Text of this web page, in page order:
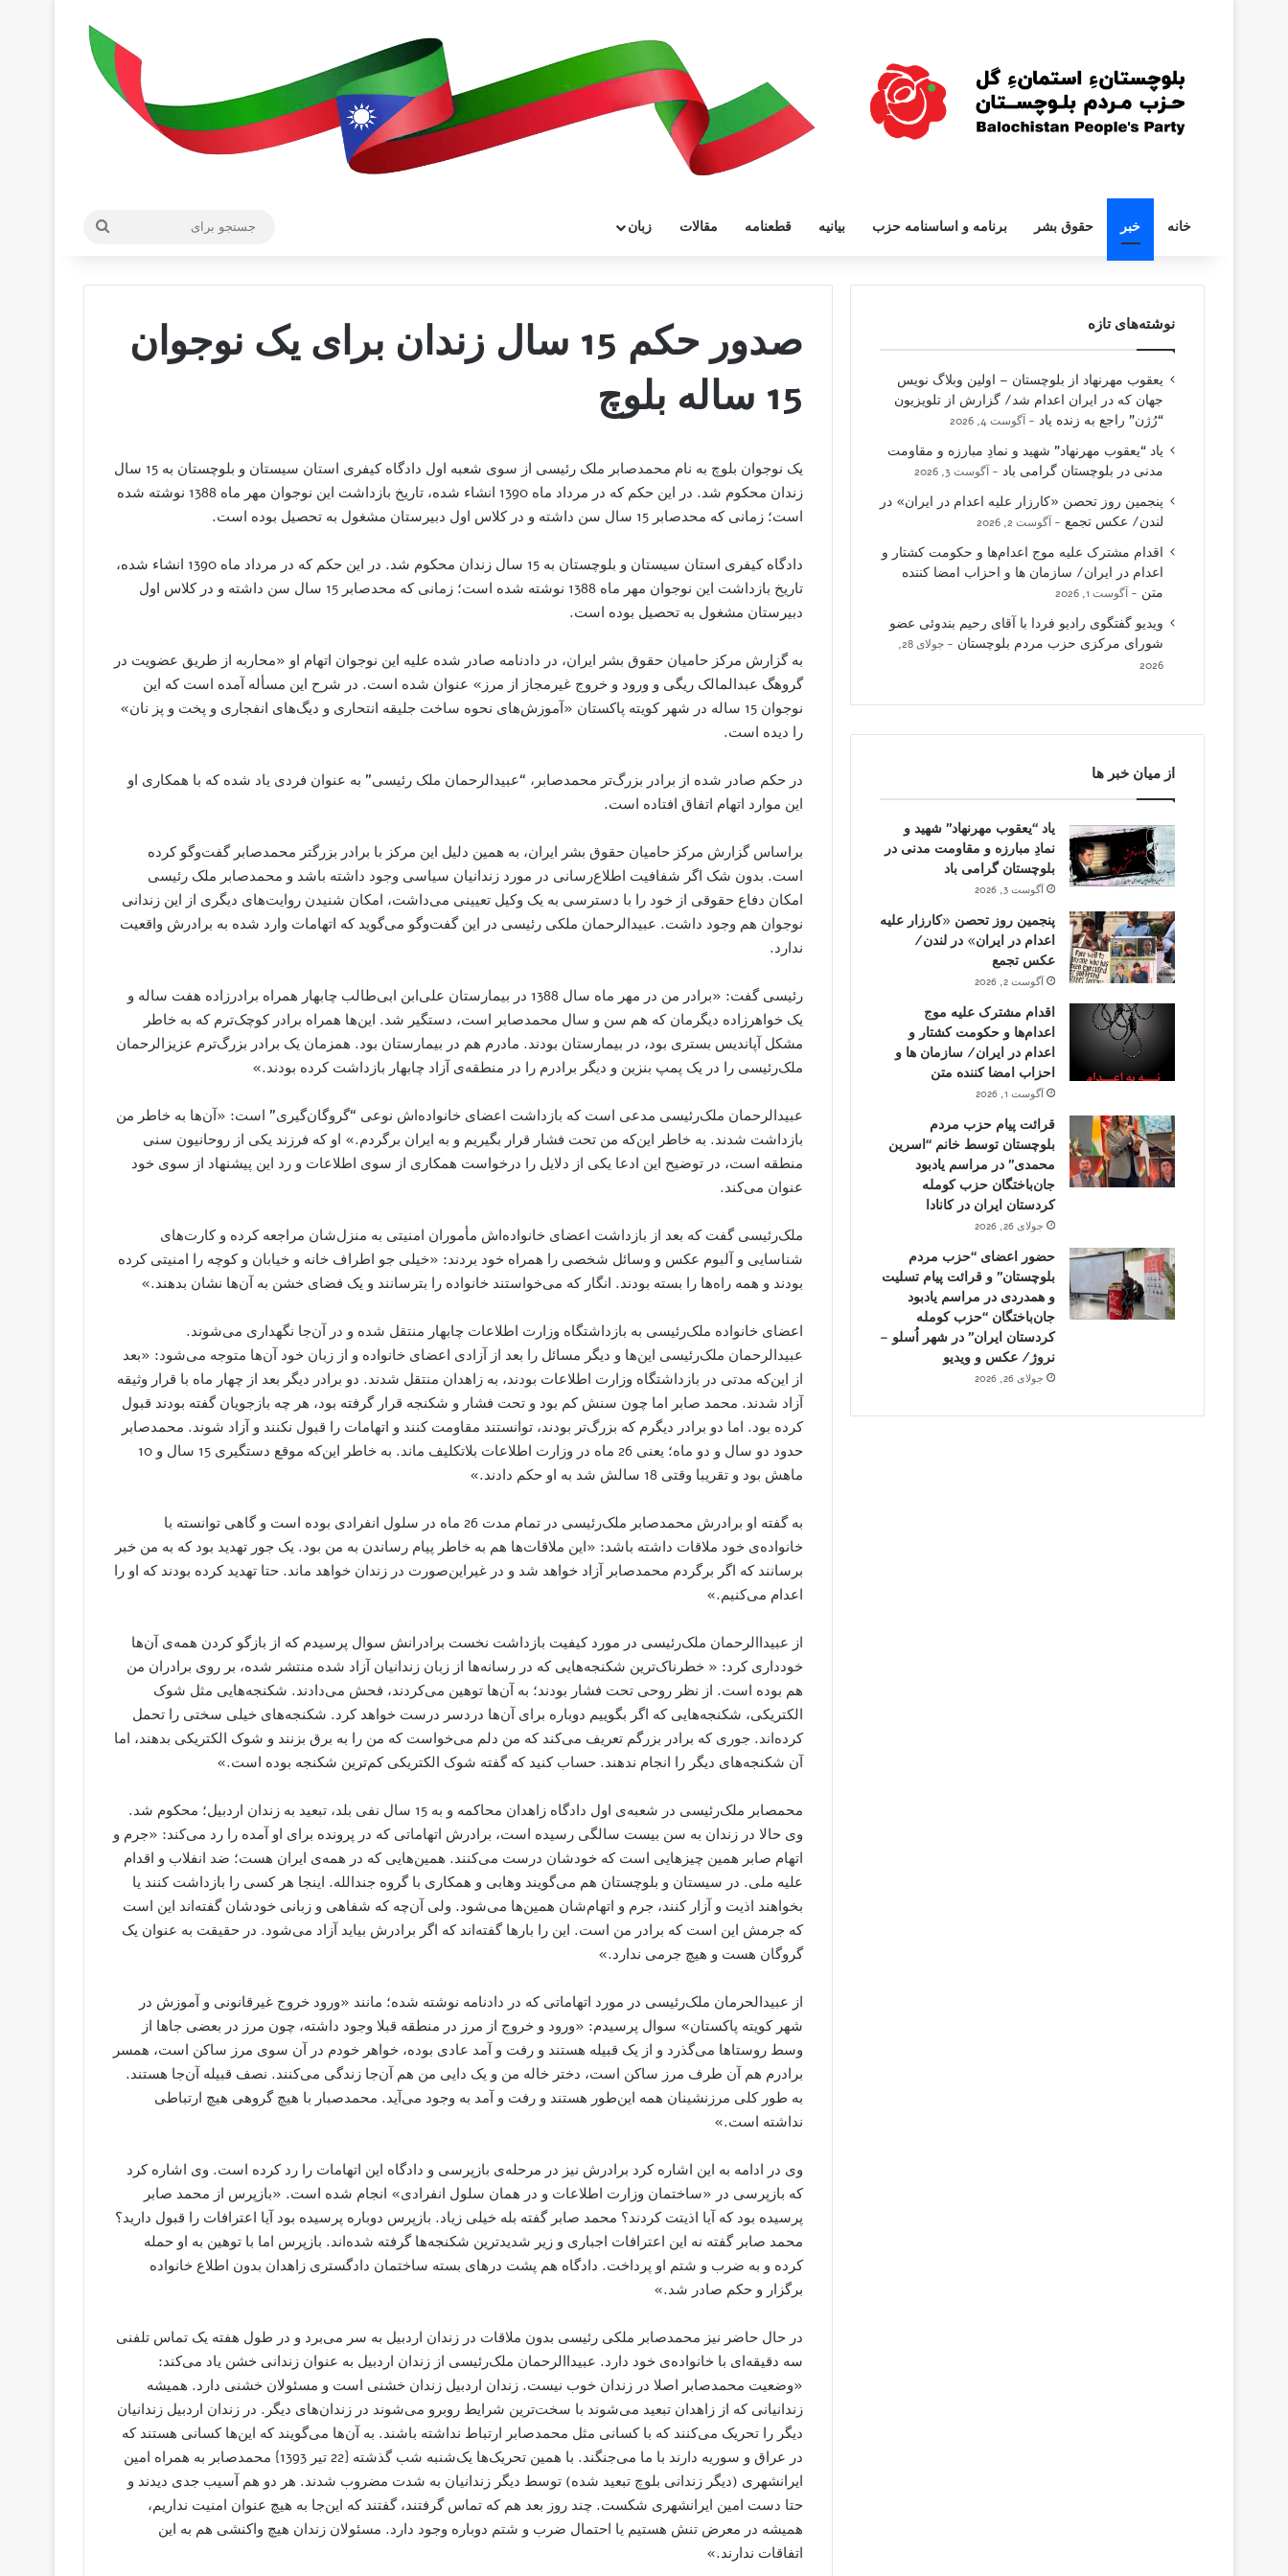
خانه خبر حقوق بشر برنامه و اساسنامه حزب بیانیه قطعنامه مقالات زبان
صدور حکم 15 سال زندان برای یک نوجوان
15 ساله بلوچ
یک نوجوان بلوچ به نام محمدصابر ملک‌ رئیسی از سوی شعبه اول دادگاه کیفری استان سیستان و بلوچستان به 15 سال
زندان محکوم شد. در این حکم که در مرداد ماه 1390 انشاء شده، تاریخ بازداشت این نوجوان مهر ماه 1388 نوشته شده
است؛ زمانی که محدصابر 15 سال سن داشته و در کلاس اول دبیرستان مشغول به تحصیل بوده است.
دادگاه کیفری استان سیستان و بلوچستان به 15 سال زندان محکوم شد. در این حکم که در مرداد ماه 1390 انشاء شده،
تاریخ بازداشت این نوجوان مهر ماه 1388 نوشته شده است؛ زمانی که محدصابر 15 سال سن داشته و در کلاس اول
دبیرستان مشغول به تحصیل بوده است.
به گزارش مرکز حامیان حقوق بشر ایران، در دادنامه صادر شده علیه این نوجوان اتهام او «محاربه از طریق عضویت در
گروهگ عبدالمالک ریگی و ورود و خروج غیرمجاز از مرز» عنوان شده است. در شرح این مسأله آمده است که این
نوجوان 15 ساله در شهر کویته پاکستان «آموزش‌های نحوه ساخت جلیقه انتحاری و دیگ‌های انفجاری و پخت و پز نان»
را دیده است.
در حکم صادر شده از برادر بزرگ‌تر محمدصابر، “عبیدالرحمان ملک ‌رئیسی” به عنوان فردی یاد شده که با همکاری او
این موارد اتهام‌ اتفاق افتاده است.
براساس گزارش مرکز حامیان حقوق بشر ایران، به همین دلیل این مرکز با برادر بزرگتر محمدصابر گفت‌وگو کرده
است. بدون شک اگر شفافیت اطلاع‌رسانی در مورد زندانیان سیاسی وجود داشته باشد و محمدصابر ملک رئیسی
امکان دفاع حقوقی از خود را با دسترسی به یک وکیل تعیینی می‌داشت، امكان شنيدن روایت‌های دیگری از این زندانی
نوجوان هم وجود داشت. عبیدالرحمان ملکی رئیسی در این گفت‌وگو می‌گوید که اتهامات وارد شده به برادرش واقعیت
ندارد.
رئیسی گفت: «برادر من در مهر ماه سال 1388 در بیمارستان علی‌ابن ابی‌طالب چابهار همراه برادرزاده هفت ساله و
یک خواهرزاده‌ دیگرمان که هم سن و سال محمدصابر است، دستگیر شد. این‌ها همراه برادر کوچک‌ترم که به خاطر
مشکل آپاندیس بستری بود، در بیمارستان بودند. مادرم هم در بیمارستان بود. همزمان یک برادر بزرگ‌ترم عزیزالرحمان
ملک‌رئیسی را در یک پمپ‌ بنزین و دیگر برادرم را در منطقه‌ی آزاد چابهار بازداشت کرده بودند.»
عبیدالرحمان ملک‌رئیسی مدعی است که بازداشت اعضای خانواده‌اش نوعی “گروگان‌گیری” است: «آن‌ها به خاطر من
بازداشت شدند. به خاطر این‌که من تحت فشار قرار بگیریم و به ایران برگردم.» او که فرزند یکی از روحانیون سنی
منطقه است، در توضیح این ادعا یکی از دلایل را درخواست همکاری از سوی اطلاعات و رد این پیشنهاد از سوی خود
عنوان می‌کند.
ملک‌رئیسی گفت که بعد از بازداشت اعضای خانواده‌اش مأموران امنیتی به منزل‌شان مراجعه کرده و کارت‌های
شناسایی و آلبوم عکس و وسائل شخصی را همراه خود بردند: «خیلی جو اطراف خانه و خیابان و کوچه را امنیتی کرده
بودند و همه راه‌ها را بسته بودند. انگار که می‌خواستند خانواده را بترسانند و یک فضای خشن به آن‌ها نشان بدهند.»
اعضای خانواده ملک‌رئیسی به بازداشتگاه وزارت اطلاعات چابهار منتقل شده و در آن‌جا نگهداری می‌شوند.
عبیدالرحمان ملک‌رئیسی این‌ها و دیگر مسائل را بعد از آزادی اعضای خانواده و از زبان خود آن‌ها متوجه می‌شود: «بعد
از این‌که مدتی در بازداشتگاه وزارت اطلاعات بودند، به زاهدان منتقل شدند. دو برادر دیگر بعد از چهار ماه با قرار وثیقه
آزاد شدند. محمد صابر اما چون سنش کم بود و تحت فشار و شکنجه قرار گرفته بود، هر چه بازجویان گفته بودند قبول
کرده بود. اما دو برادر دیگرم که بزرگ‌تر بودند، توانستند مقاومت کنند و اتهامات را قبول نکنند و آزاد شوند. محمدصابر
حدود دو سال و دو ماه؛ یعنی 26 ماه در وزارت اطلاعات بلاتکلیف ماند. به خاطر این‌که موقع دستگیری 15 سال و 10
ماهش بود و تقریبا وقتی 18 سالش شد به او حکم دادند.»
به گفته او برادرش محمدصابر ملک‌رئیسی در تمام مدت 26 ماه در سلول انفرادی بوده است و گاهی توانسته با
خانواده‌ی خود ملاقات داشته باشد: «این ملاقات‌ها هم به خاطر پیام رساندن به من بود. یک جور تهدید بود که به من خبر
برسانند که اگر برگردم محمدصابر آزاد خواهد شد و در غیراین‌صورت در زندان خواهد ماند. حتا تهدید کرده بودند که او را
اعدام می‌کنیم.»
از عبیداالرحمان ملک‌رئیسی در مورد کیفیت بازداشت نخست برادرانش سوال پرسیدم که از بازگو کردن همه‌ی آن‌ها
خودداری کرد: « خطرناک‌ترین شکنجه‌هایی که در رسانه‌ها از زبان زندانیان آزاد شده منتشر شده، بر روی برادران من
هم بوده است. از نظر روحی تحت فشار بودند؛ به آن‌ها توهین می‌کردند، فحش می‌دادند. شکنجه‌هایی مثل شوک
الکتریکی، شکنجه‌هایی که اگر بگوییم دوباره برای آن‌ها دردسر درست خواهد کرد. شکنجه‌های خیلی سختی را تحمل
کرده‌اند. جوری که برادر بزرگم تعریف می‌کند که من دلم می‌خواست که من را به برق بزنند و شوک الکتریکی بدهند، اما
آن شکنجه‌های دیگر را انجام ندهند. حساب کنید که گفته شوک الکتریکی کم‌ترین شکنجه بوده است.»
محمصابر ملک‌رئیسی در شعبه‌ی اول دادگاه زاهدان محاکمه و به 15 سال نفی بلد، تبعید به زندان اردبیل؛ محکوم شد.
وی حالا در زندان به سن بیست سالگی رسیده است، برادرش اتهاماتی که در پرونده برای او آمده را رد می‌کند: «جرم و
اتهام صابر همین چیزهایی است که خودشان درست می‌کنند. همین‌هایی که در همه‌ی ایران هست؛ ضد انفلاب و اقدام
علیه ملی. در سیستان و بلوچستان هم می‌گویند وهابی و همکاری با گروه جندالله. اینجا هر کسی را بازداشت کنند یا
بخواهند اذیت و آزار کنند، جرم و اتهام‌شان همین‌ها می‌شود. ولی آن‌چه که شفاهی و زبانی خودشان گفته‌اند این است
که جرمش این است که برادر من است. این را بارها گفته‌اند که اگر برادرش بیاید آزاد می‌شود. در حقیقت به عنوان یک
گروگان هست و هیچ جرمی ندارد.»
از عبیدالحرمان ملک‌رئیسی در مورد اتهاماتی که در دادنامه نوشته شده؛ مانند «ورود خروج غیرقانونی و آموزش در
شهر کویته پاکستان» سوال پرسیدم: «ورود و خروج از مرز در منطقه قبلا وجود داشته، چون مرز در بعضی جاها از
وسط روستاها می‌گذرد و از یک قبیله هستند و رفت و آمد عادی بوده، خواهر خودم در آن سوی مرز ساکن است، همسر
برادرم هم آن طرف مرز ساکن است، دختر خاله من و یک دایی من هم آن‌جا زندگی می‌کنند. نصف قبیله آن‌جا هستند.
به طور کلی مرزنشینان همه این‌طور هستند و رفت و آمد به وجود می‌آید. محمدصبار با هیچ گروهی هیچ ارتباطی
نداشته است.»
وی در ادامه به این اشاره کرد برادرش نیز در مرحله‌ی بازپرسی و دادگاه این اتهامات را رد کرده است. وی اشاره کرد
که بازپرسی در «ساختمان وزارت اطلاعات و در همان سلول انفرادی» انجام شده است. «بازپرس از محمد صابر
پرسیده بود که آیا اذیتت کردند؟ محمد صابر گفته بله خیلی زیاد. بازپرس دوباره پرسیده بود آیا اعترافات را قبول دارید؟
محمد صابر گفته نه این اعترافات اجباری و زیر شدیدترین شکنجه‌ها گرفته شده‌اند. بازپرس اما با توهین به او حمله
کرده و به ضرب و شتم او پرداخت. دادگاه هم پشت درهای بسته ساختمان دادگستری زاهدان بدون اطلاع خانواده
برگزار و حکم صادر شد.»
در حال حاضر نیز محمدصابر ملکی رئیسی بدون ملاقات در زندان اردبیل به سر می‌برد و در طول هفته یک تماس تلفنی
سه دقیقه‌ای با خانواده‌ی خود دارد. عبیداالرحمان ملک‌رئیسی از زندان اردبیل به عنوان زندانی خشن یاد می‌کند:
«وضعیت محمدصابر اصلا در زندان خوب نیست. زندان اردبیل زندان خشنی است و مسئولان خشنی دارد. همیشه
زندانیانی که از زاهدان تبعید می‌شوند با سخت‌ترین شرایط روبرو می‌شوند در زندان‌های دیگر. در زندان اردبیل زندانیان
دیگر را تحریک می‌کنند که با کسانی مثل محمدصابر ارتباط نداشته باشند. به آن‌ها می‌گویند که این‌ها کسانی هستند که
در عراق و سوریه دارند با ما می‌جنگند. با همین تحریک‌ها یک‌شنبه شب گذشته {22 تیر 1393} محمدصابر به همراه امین
ایرا‌نشهری (دیگر زندانی بلوچ تبعید شده) توسط دیگر زندانیان به شدت مضروب شدند. هر دو هم آسیب جدی دیدند و
حتا دست امین ایرانشهری شکست. چند روز بعد هم که تماس گرفتند، گفتند که این‌جا به هیچ عنوان امنیت نداریم،
همیشه در معرض تنش هستیم یا احتمال ضرب و شتم دوباره وجود دارد. مسئولان زندان هیچ واکنشی هم به این
اتفاقات ندارند.»
نوشته‌های تازه
یعقوب مهرنهاد از بلوچستان – اولین وبلاگ نویس
جهان که در ایران اعدام شد/ گزارش از تلویزیون
“رُژن” راجع به زنده یاد
آگوست 4, 2026
یاد “یعقوب مهرنهاد” شهید و نمادِ مبارزه و مقاومت
مدنی در بلوچستان گرامی باد
آگوست 3, 2026
پنجمین روز تحصن «کارزار علیه اعدام در ایران» در
لندن/ عکس تجمع
آگوست 2, 2026
اقدام مشترک علیه موج اعدام‌ها و حکومت کشتار و
اعدام در ایران/ سازمان ها و احزاب امضا کننده
متن
آگوست 1, 2026
ویدیو گفتگوی رادیو فردا با آقای رحیم بندوئی عضو
شورای مرکزی حزب مردم بلوچستان
جولای 28,
2026
از میان خبر ها
یاد “یعقوب مهرنهاد” شهید و
نمادِ مبارزه و مقاومت مدنی در
بلوچستان گرامی باد
آگوست 3, 2026
پنجمین روز تحصن «کارزار علیه
اعدام در ایران» در لندن/
عکس تجمع
آگوست 2, 2026
اقدام مشترک علیه موج
اعدام‌ها و حکومت کشتار و
اعدام در ایران/ سازمان ها و
احزاب امضا کننده متن
آگوست 1, 2026
قرائت پیام حزب مردم
بلوچستان توسط خانم “اسرین
محمدی” در مراسم یادبود
جان‌باختگان حزب کومله
کردستان ایران در کانادا
جولای 26, 2026
حضور اعضای “حزب مردم
بلوچستان” و قرائت پیام تسلیت
و همدردی در مراسم یادبود
جان‌باختگان “حزب کومله
کردستان ایران” در شهر اُسلو –
نروژ/ عکس و ویدیو
جولای 26, 2026